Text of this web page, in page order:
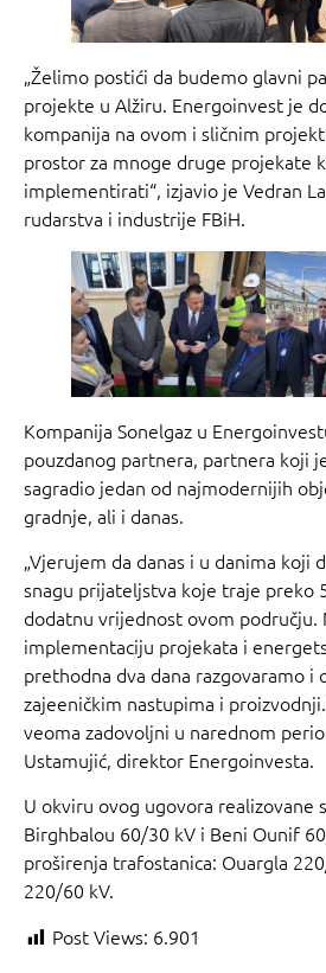
„Želimo postići da budemo glavni
projekte u Alžiru. Energoinvest je
kompanija na ovom i sličnim
prostor za mnoge druge projekate
implementirati“, izjavio je Vedran
rudarstva i industrije FBiH.
Kompanija Sonelgaz u
pouzdanog partnera, partnera koji
sagradio jedan od najmodernijih
gradnje, ali i danas.
„Vjerujem da danas i u danima koji
snagu prijateljstva koje traje preko
dodatnu vrijednost ovom području.
implementaciju projekata i
prethodna dva dana razgovaramo i
zajeeničkim nastupima i
veoma zadovoljni u narednom
Ustamujić, direktor Energoinvesta.
U okviru ovog ugovora realizovane
Birghbalou 60/30 kV i Beni Ounif
proširenja trafostanica: Ouargla
220/60 kV.
Post Views: 6.901